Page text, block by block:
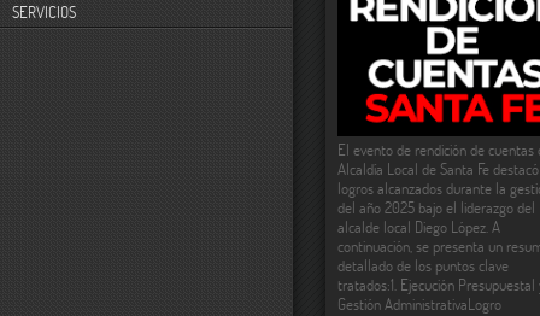
SERVICIOS
El evento de rendición de cuentas
Alcaldía Local de Santa Fe
logros alcanzados durante la
del año 2025 bajo el liderazgo del
alcalde local Diego López. A
continuación, se presenta un
detallado de los puntos clave
tratados:1. Ejecución Presupuestal
Gestión AdministrativaLogro